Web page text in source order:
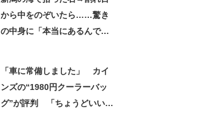
から中をのぞいたら……驚き
の中身に「本当にあるんです
「車に常備しました」 カイ
ンズの“1980円クーラーバッ
グ”が評判 「ちょうどいい大